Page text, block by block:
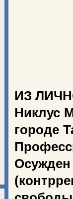
ИЗ
Никлус
городе